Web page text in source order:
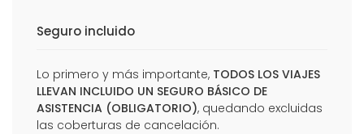
Seguro incluido
Lo primero y más importante, TODOS LOS VIAJES
LLEVAN INCLUIDO UN SEGURO BÁSICO DE
ASISTENCIA (OBLIGATORIO), quedando excluidas
las coberturas de cancelación.